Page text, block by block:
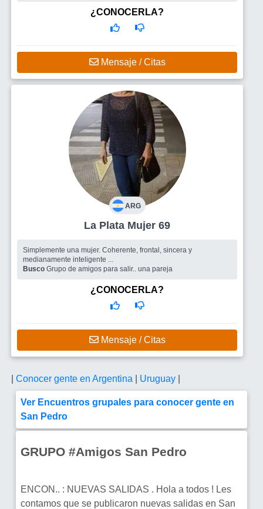
¿CONOCERLA?
Mensaje / Citas
ARG
La Plata Mujer 69
Simplemente una mujer. Coherente, frontal, sincera y
medianamente inteligente ...
Busco
Grupo de amigos para salir.. una pareja
¿CONOCERLA?
Mensaje / Citas
Conocer gente en Argentina Uruguay
Ver Encuentros grupales para conocer gente en
San Pedro
GRUPO #Amigos San Pedro
ENCON.. : NUEVAS SALIDAS . Hola a todos ! Les
contamos que se publicaron nuevas salidas en San